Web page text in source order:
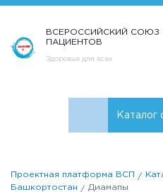
ВСЕРОССИЙСКИЙ СОЮЗ
ПАЦИЕНТОВ
Здоровье для всех
Каталог
Проектная платформа ВСП
Башкортостан
Диамапы